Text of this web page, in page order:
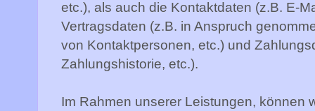
etc.), als auch die Kontaktdaten (z.B. E-
Vertragsdaten (z.B. in Anspruch
von Kontaktpersonen, etc.) und
Zahlungshistorie, etc.).
Im Rahmen unserer Leistungen, können